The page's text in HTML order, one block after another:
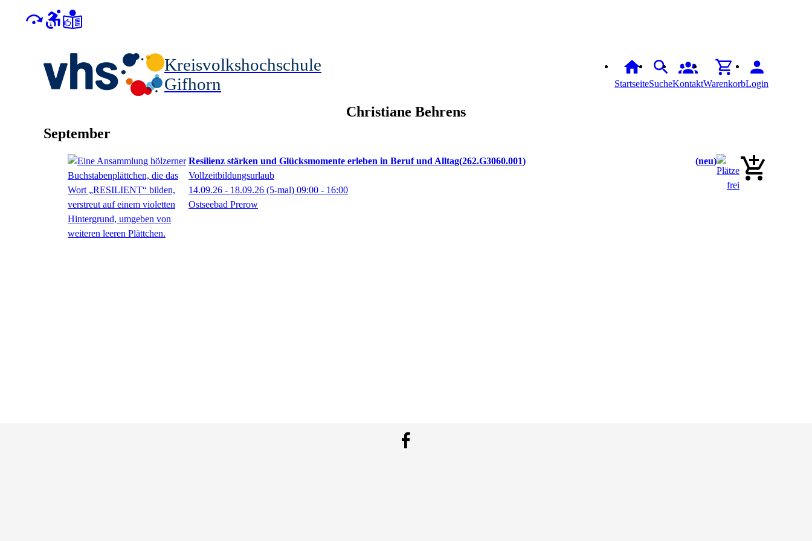
Kreisvolkshochschule
Gifhorn
StartseiteSucheKontaktWarenkorbLogin
Christiane Behrens
September
Resilienz stärken und Glücksmomente erleben in Beruf und Alltag 262.G3060.001
neu
Vollzeitbildungsurlaub
14.09.26 - 18.09.26 (5-mal) 09:00 - 16:00
Ostseebad Prerow